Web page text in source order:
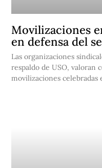
Movilizaciones
en defensa del
Las organizaciones
respaldo de USO, valoran
movilizaciones celebradas